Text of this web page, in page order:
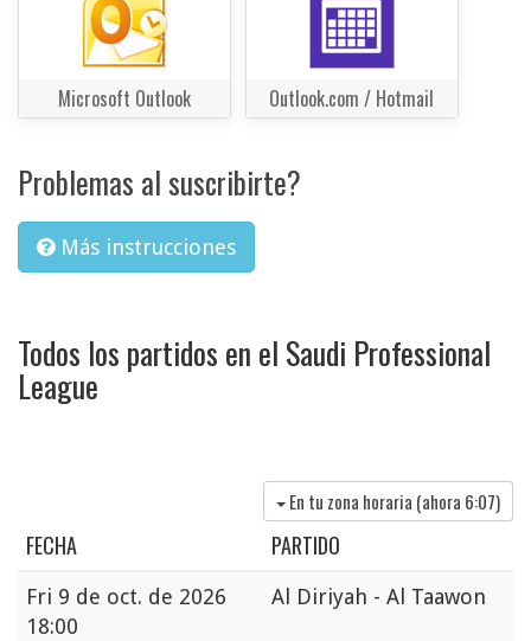
Microsoft Outlook Outlook.com / Hotmail
Problemas al suscribirte?
Más instrucciones
Todos los partidos en el Saudi Professional
League
En tu zona horaria (ahora 6:07)
FECHA PARTIDO
Fri 9 de oct. de 2026
18:00
Al Diriyah - Al Taawon